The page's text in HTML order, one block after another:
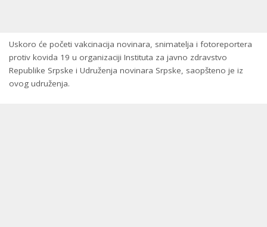
Uskoro će početi vakcinacija novinara, snimatelja i fotoreportera
protiv kovida 19 u organizaciji Instituta za javno zdravstvo
Republike Srpske i Udruženja novinara Srpske, saopšteno je iz
ovog udruženja.